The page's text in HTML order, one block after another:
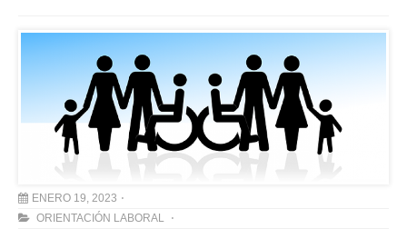
ENERO 19, 2023
ORIENTACIÓN LABORAL